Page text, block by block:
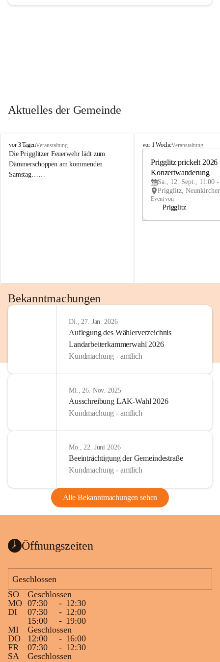
Aktuelles der Gemeinde
P
r
i
g
vor 3 TagenVeranstaltung
Die Prigglitzer Feuerwehr lädt zum
Dämmerschoppen am kommenden
Samstag……
P
vor 1 WocheVeranstaltung
Prigglitz prickelt 2026
Konzertwanderung
Sa., 12. Sept., 11:00
Event von
Prigglitz
Bekanntmachungen
Di., 27. Jan. 2026
Auflegung des Wählerverzeichnis
Landarbeiterkammerwahl 2026
Kundmachung - amtlich
Mi., 26. Nov. 2025
Ausschreibung LAK-Wahl 2026
Kundmachung - amtlich
Mo., 22. Juni 2026
Beeinträchtigung der Gemeindestraße
Kundmachung - amtlich
Alle Bekanntmachungen sehen
Öffnungszeiten
Geschlossen
SO
Geschlossen
MO 07:30 - 12:30
DI
07:30 - 12:00
15:00
- 19:00
MI
Geschlossen
DO
12:00 - 16:00
FR
07:30 - 12:30
SA
Geschlossen